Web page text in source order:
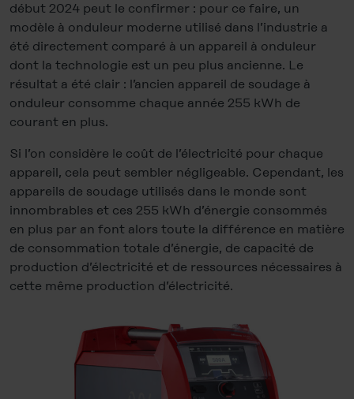
début 2024 peut le confirmer : pour ce faire, un
modèle à onduleur moderne utilisé dans l’industrie a
été directement comparé à un appareil à onduleur
dont la technologie est un peu plus ancienne. Le
résultat a été clair : l’ancien appareil de soudage à
onduleur consomme chaque année 255 kWh de
courant en plus.
Si l’on considère le coût de l’électricité pour chaque
appareil, cela peut sembler négligeable. Cependant, les
appareils de soudage utilisés dans le monde sont
innombrables et ces 255 kWh d’énergie consommés
en plus par an font alors toute la différence en matière
de consommation totale d’énergie, de capacité de
production d’électricité et de ressources nécessaires à
cette même production d’électricité.